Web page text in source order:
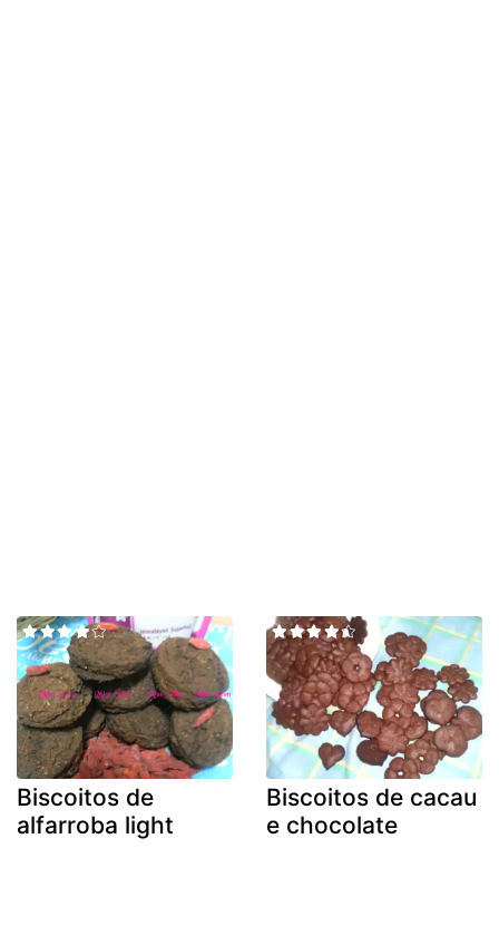
Biscoitos de
alfarroba light
Biscoitos de cacau
e chocolate